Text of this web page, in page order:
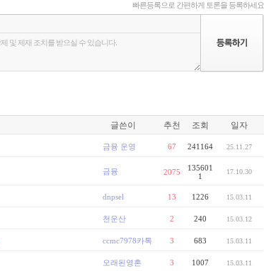
빠른등록으로 간편하게 토론을 등록하세요
글쓴이 추천 조회 일자
금융 운영 67 241164 25.11.27
금융 2075
135601
1
17.10.30
dnpsel 13 1226 15.03.11
천운산 2 240 15.03.12
ccmc7978카톡 3 683 15.03.11
오래된영혼 3 1007 15.03.11